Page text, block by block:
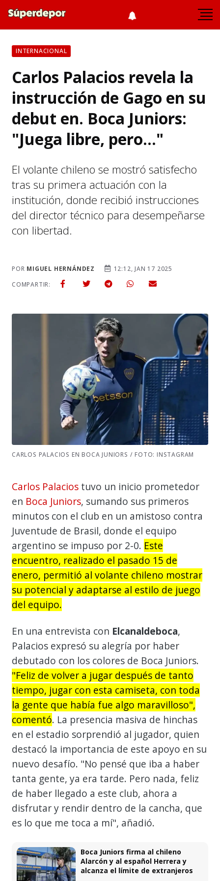
INTERNACIONAL
Carlos Palacios revela la
instrucción de Gago en su
debut en. Boca Juniors:
"Juega libre, pero..."
El volante chileno se mostró satisfecho
tras su primera actuación con la
institución, donde recibió instrucciones
del director técnico para desempeñarse
con libertad.
POR MIGUEL HERNÁNDEZ
12:12, JAN 17 2025
COMPARTIR:
CARLOS PALACIOS EN BOCA JUNIORS / FOTO: INSTAGRAM
Carlos Palacios tuvo un inicio prometedor
en Boca Juniors, sumando sus primeros
minutos con el club en un amistoso contra
Juventude de Brasil, donde el equipo
argentino se impuso por 2-0. Este
encuentro, realizado el pasado 15 de
enero, permitió al volante chileno mostrar
su potencial y adaptarse al estilo de juego
del equipo.
En una entrevista con Elcanaldeboca,
Palacios expresó su alegría por haber
debutado con los colores de Boca Juniors.
"Feliz de volver a jugar después de tanto
tiempo, jugar con esta camiseta, con toda
la gente que había fue algo maravilloso",
comentó. La presencia masiva de hinchas
en el estadio sorprendió al jugador, quien
destacó la importancia de este apoyo en su
nuevo desafío. "No pensé que iba a haber
tanta gente, ya era tarde. Pero nada, feliz
de haber llegado a este club, ahora a
disfrutar y rendir dentro de la cancha, que
es lo que me toca a mí", añadió.
Boca Juniors firma al chileno
Alarcón y al español Herrera y
alcanza el límite de extranjeros